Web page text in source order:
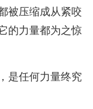
被压缩成从紧咬
的力量都为之惊
是任何力量终究